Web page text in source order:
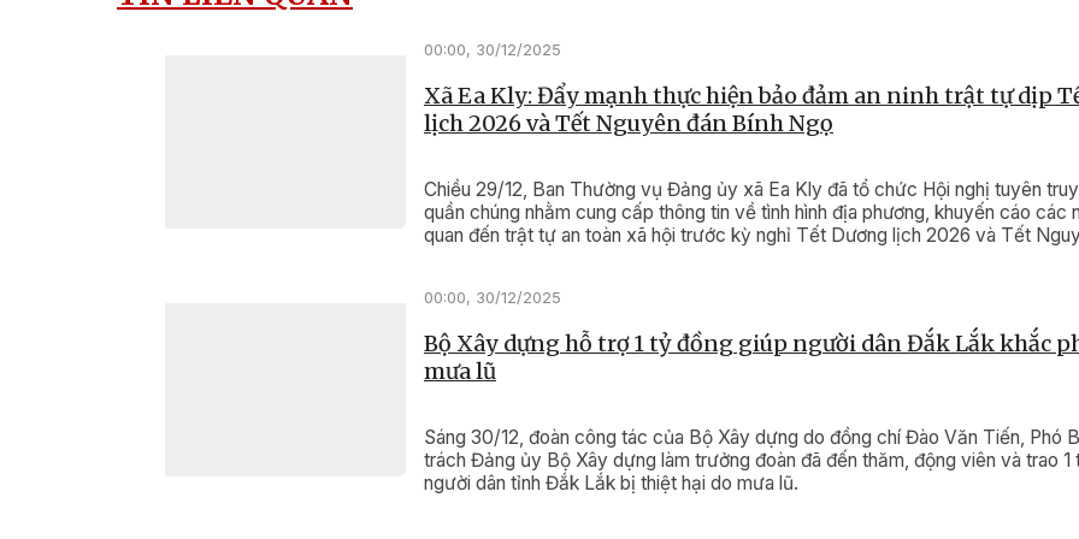
00:00, 30/12/2025
Xã Ea Kly: Đẩy mạnh thực hiện bảo đảm an ninh trật tự dịp
lịch 2026 và Tết Nguyên đán Bính Ngọ
Chiều 29/12, Ban Thường vụ Đảng ủy xã Ea Kly đã tổ chức Hội nghị tuyên
quần chúng nhằm cung cấp thông tin về tình hình địa phương, khuyến cáo các
quan đến trật tự an toàn xã hội trước kỳ nghỉ Tết Dương lịch 2026 và Tết
00:00, 30/12/2025
Bộ Xây dựng hỗ trợ 1 tỷ đồng giúp người dân Đắk Lắk khắc
mưa lũ
Sáng 30/12, đoàn công tác của Bộ Xây dựng do đồng chí Đào Văn Tiến, Phó
trách Đảng ủy Bộ Xây dựng làm trưởng đoàn đã đến thăm, động viên và trao 1
người dân tỉnh Đắk Lắk bị thiệt hại do mưa lũ.